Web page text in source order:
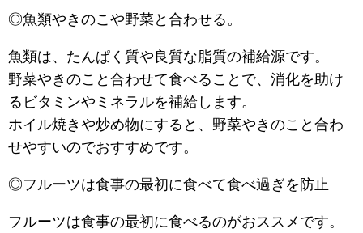
◎魚類やきのこや野菜と合わせる。
魚類は、たんぱく質や良質な脂質の補給源です。
野菜やきのこと合わせて食べることで、消化を助け
るビタミンやミネラルを補給します。
ホイル焼きや炒め物にすると、野菜やきのこと合わ
せやすいのでおすすめです。
◎フルーツは食事の最初に食べて食べ過ぎを防止
フルーツは食事の最初に食べるのがおススメです。